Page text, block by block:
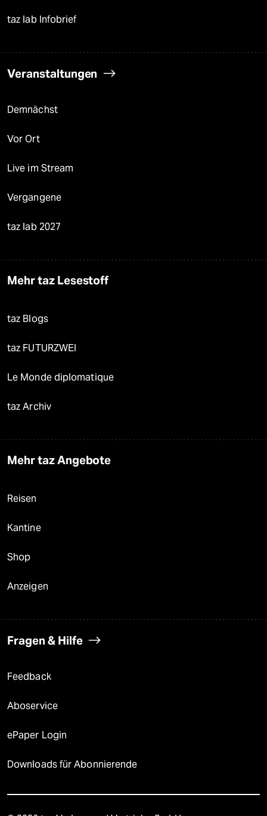
taz lab Infobrief
Veranstaltungen
Demnächst
Vor Ort
Live im Stream
Vergangene
taz lab 2027
Mehr taz Lesestoff
taz Blogs
taz FUTURZWEI
Le Monde diplomatique
taz Archiv
Mehr taz Angebote
Reisen
Kantine
Shop
Anzeigen
Fragen & Hilfe
Feedback
Aboservice
ePaper Login
Downloads für Abonnierende